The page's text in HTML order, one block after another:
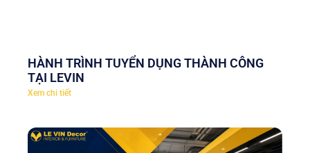
HÀNH TRÌNH TUYỂN DỤNG THÀNH CÔNG
TẠI LEVIN
Xem chi tiết